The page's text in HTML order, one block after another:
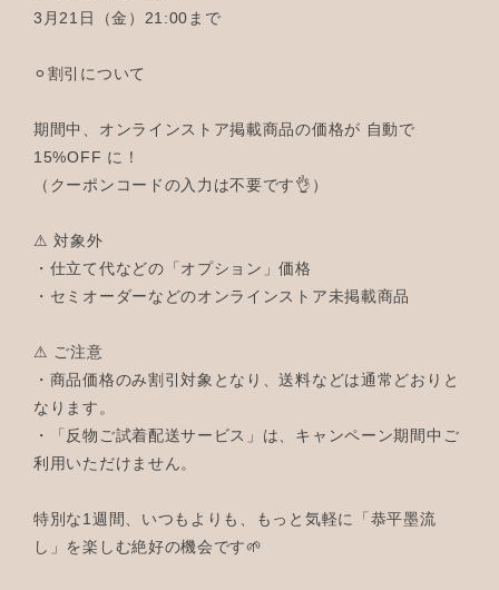
3月21日（金）21:00まで
⚪︎割引について
期間中、オンラインストア掲載商品の価格が 自動で
15%OFF に！
（クーポンコードの入力は不要です👌）
⚠ 対象外
・仕立て代などの「オプション」価格
・セミオーダーなどのオンラインストア未掲載商品
⚠ ご注意
・商品価格のみ割引対象となり、送料などは通常どおりと
なります。
・「反物ご試着配送サービス」は、キャンペーン期間中ご
利用いただけません。
特別な1週間、いつもよりも、もっと気軽に「恭平墨流
し」を楽しむ絶好の機会です🌱